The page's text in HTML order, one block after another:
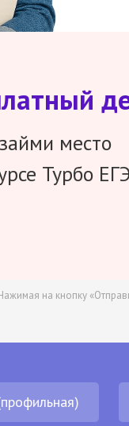
место
Турбо
на кнопку